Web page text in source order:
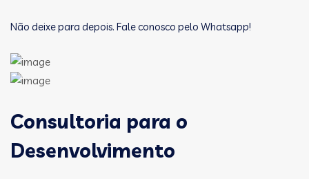
Não deixe para depois. Fale conosco pelo Whatsapp!
Consultoria para o
Desenvolvimento